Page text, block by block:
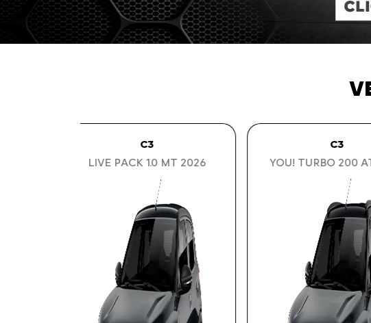
FEEL PLUS 1.0 MT 2026
AIRCROSS
AT